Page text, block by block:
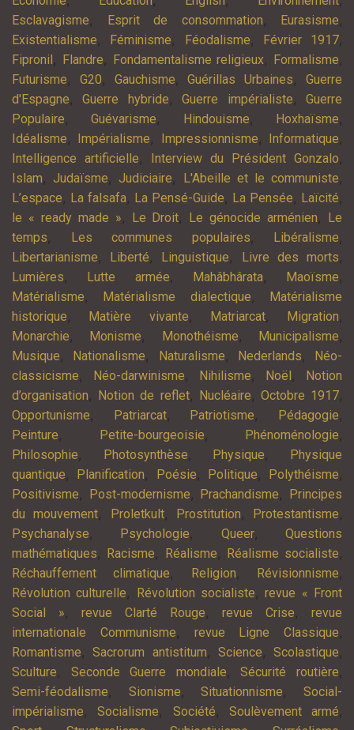
Esclavagisme, Esprit de consommation, Eurasisme,
Existentialisme, Féminisme, Féodalisme, Février 1917,
Fipronil , Flandre, Fondamentalisme religieux, Formalisme,
Futurisme, G20, Gauchisme,Guérillas Urbaines,Guerre
d'Espagne,Guerre hybride,Guerre impérialiste,Guerre
Populaire,Guévarisme, Hindouisme, Hoxhaïsme,
Idéalisme, Impérialisme, Impressionnisme, Informatique,
Intelligence artificielle, Interview du Président Gonzalo,
Islam, Judaïsme, Judiciaire, L'Abeille et le communiste,
L’espace, La falsafa, La Pensé-Guide, La Pensée, Laïcité,
le « ready made », Le Droit, Le génocide arménien,
Le
temps, Les communes populaires, Libéralisme,
Libertarianisme, Liberté, Linguistique, Livre des morts,
Lumières, Lutte armée, Mahâbhârata, Maoïsme,
Matérialisme, Matérialisme dialectique,
Matérialisme
historique, Matière vivante, Matriarcat, Migration,
Monarchie, Monisme, Monothéisme, Municipalisme,
Musique, Nationalisme, Naturalisme, Nederlands,
Néo-
classicisme, Néo-darwinisme, Nihilisme, Noël ,
Notion
d’organisation, Notion de reflet, Nucléaire, Octobre 1917,
Opportunisme, Patriarcat, Patriotisme, Pédagogie,
Peinture, Petite-bourgeoisie, Phénoménologie,
Philosophie, Photosynthèse, Physique,
Physique
quantique, Planification, Poésie, Politique, Polythéisme,
Positivisme, Post-modernisme, Prachandisme,
Principes
du mouvement, Proletkult, Prostitution, Protestantisme,
Psychanalyse, Psychologie, Queer,Questions
mathématiques, Racisme, Réalisme, Réalisme socialiste,
Réchauffement climatique, Religion, Révisionnisme,
Révolution culturelle, Révolution socialiste,revue « Front
Social », revue Clarté Rouge, revue Crise, revue
internationale Communisme, revue Ligne Classique,
Romantisme,Sacrorum antistitum, Science, Scolastique,
Sculture, Seconde Guerre mondiale,Sécurité routière,
Semi-féodalisme, Sionisme,Situationnisme,Social-
impérialisme,Socialisme, Société, Soulèvement armé,